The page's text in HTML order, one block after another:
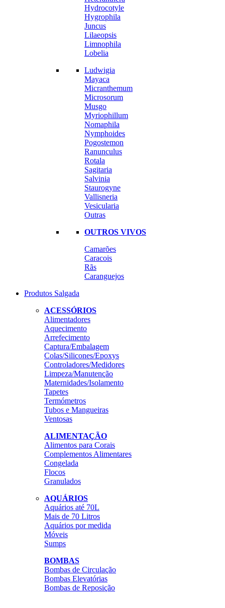
Hydrocotyle
Hygrophila
Juncus
Lilaeopsis
Limnophila
Lobelia
Ludwigia
Mayaca
Micranthemum
Microsorum
Musgo
Myriophillum
Nomaphila
Nymphoides
Pogostemon
Ranunculus
Rotala
Sagitaria
Salvinia
Staurogyne
Vallisneria
Vesicularia
Outras
OUTROS VIVOS
Camarões
Caracois
Rãs
Caranguejos
Produtos Salgada
ACESSÓRIOS
Alimentadores
Aquecimento
Arrefecimento
Captura/Embalagem
Colas/Silicones/Epoxys
Controladores/Medidores
Limpeza/Manutenção
Maternidades/Isolamento
Tapetes
Termómetros
Tubos e Mangueiras
Ventosas
ALIMENTAÇÃO
Alimentos para Corais
Complementos Alimentares
Congelada
Flocos
Granulados
AQUÁRIOS
Aquários até 70L
Mais de 70 Litros
Aquários por medida
Móveis
Sumps
BOMBAS
Bombas de Circulação
Bombas Elevatórias
Bombas de Reposição